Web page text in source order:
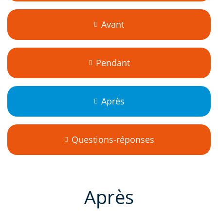
Avant
Pendant
Après
Questions-réponses
Après